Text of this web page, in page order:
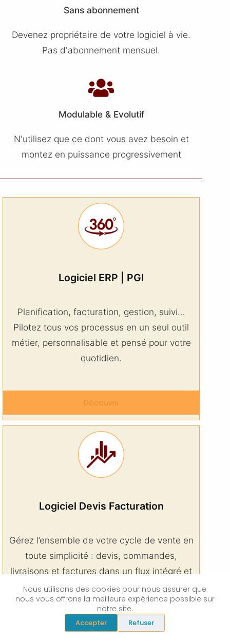
Nous utilisons des cookies pour nous assurer que
nous vous offrons la meilleure expérience possible sur
notre site.
Accepter Refuser
Sans abonnement
Devenez propriétaire de votre logiciel à vie.
Pas d'abonnement mensuel.
Modulable & Evolutif
N'utilisez que ce dont vous avez besoin et
montez en puissance progressivement
Logiciel ERP | PGI
Planification, facturation, gestion, suivi…
Pilotez tous vos processus en un seul outil
métier, personnalisable et pensé pour votre
quotidien.
Découvrir
Logiciel Devis Facturation
Gérez l’ensemble de votre cycle de vente en
toute simplicité : devis, commandes,
livraisons et factures dans un flux intégré et
automatisé.
Découvrir